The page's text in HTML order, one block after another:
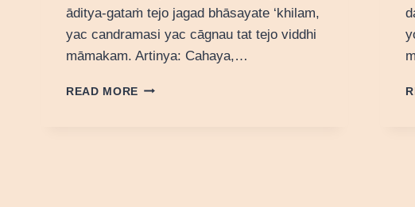
āditya-gataṁ tejo jagad bhāsayate ‘khilam,
yac candramasi yac cāgnau tat tejo viddhi
māmakam. Artinya: Cahaya,…
READ MORE FILOSOFI